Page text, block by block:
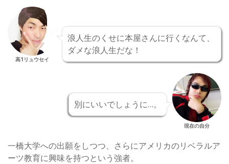
高1リュウセイ
浪人生のくせに本屋さんに行くなんて、
ダメな浪人生だな！
別にいいでしょうに…。
現在の自分
一橋大学への出願をしつつ、さらにアメリカのリベラルア
ーツ教育に興味を持つという強者。